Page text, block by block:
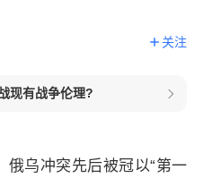
关注
现有战争伦理?
俄乌冲突先后被冠以“第一